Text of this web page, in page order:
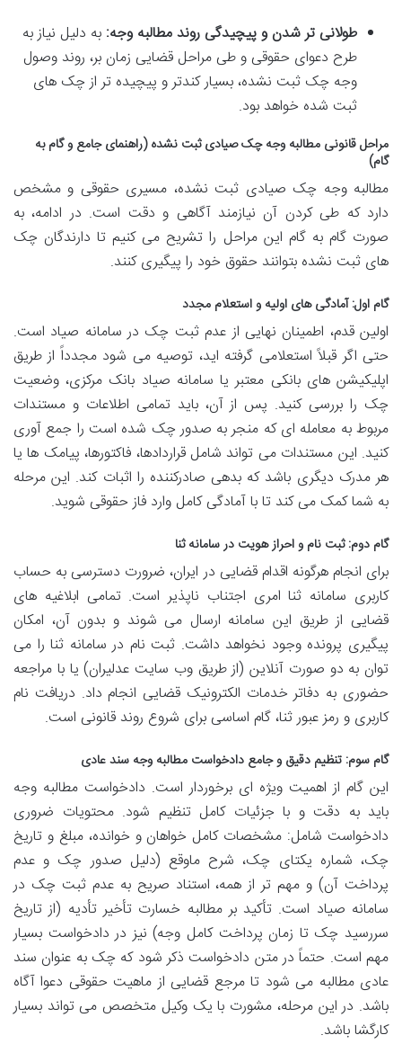
طولانی تر شدن و پیچیدگی روند مطالبه وجه: به دلیل نیاز به
طرح دعوای حقوقی و طی مراحل قضایی زمان بر، روند وصول
وجه چک ثبت نشده، بسیار کندتر و پیچیده تر از چک های
ثبت شده خواهد بود.
مراحل قانونی مطالبه وجه چک صیادی ثبت نشده (راهنمای جامع و گام به
گام)
مطالبه وجه چک صیادی ثبت نشده، مسیری حقوقی و مشخص
دارد که طی کردن آن نیازمند آگاهی و دقت است. در ادامه، به
صورت گام به گام این مراحل را تشریح می کنیم تا دارندگان چک
های ثبت نشده بتوانند حقوق خود را پیگیری کنند.
گام اول: آمادگی های اولیه و استعلام مجدد
اولین قدم، اطمینان نهایی از عدم ثبت چک در سامانه صیاد است.
حتی اگر قبلاً استعلامی گرفته اید، توصیه می شود مجدداً از طریق
اپلیکیشن های بانکی معتبر یا سامانه صیاد بانک مرکزی، وضعیت
چک را بررسی کنید. پس از آن، باید تمامی اطلاعات و مستندات
مربوط به معامله ای که منجر به صدور چک شده است را جمع آوری
کنید. این مستندات می تواند شامل قراردادها، فاکتورها، پیامک ها یا
هر مدرک دیگری باشد که بدهی صادرکننده را اثبات کند. این مرحله
به شما کمک می کند تا با آمادگی کامل وارد فاز حقوقی شوید.
گام دوم: ثبت نام و احراز هویت در سامانه ثنا
برای انجام هرگونه اقدام قضایی در ایران، ضرورت دسترسی به حساب
کاربری سامانه ثنا امری اجتناب ناپذیر است. تمامی ابلاغیه های
قضایی از طریق این سامانه ارسال می شوند و بدون آن، امکان
پیگیری پرونده وجود نخواهد داشت. ثبت نام در سامانه ثنا را می
توان به دو صورت آنلاین (از طریق وب سایت عدلیران) یا با مراجعه
حضوری به دفاتر خدمات الکترونیک قضایی انجام داد. دریافت نام
کاربری و رمز عبور ثنا، گام اساسی برای شروع روند قانونی است.
گام سوم: تنظیم دقیق و جامع دادخواست مطالبه وجه سند عادی
این گام از اهمیت ویژه ای برخوردار است. دادخواست مطالبه وجه
باید به دقت و با جزئیات کامل تنظیم شود. محتویات ضروری
دادخواست شامل: مشخصات کامل خواهان و خوانده،مبلغ و تاریخ
چک، شماره یکتای چک، شرح ماوقع (دلیل صدور چک و عدم
پرداخت آن) و مهم تر از همه، استناد صریح به عدم ثبت چک در
سامانه صیاد است. تأکید بر مطالبه خسارت تأخیر تأدیه (از تاریخ
سررسید چک تا زمان پرداخت کامل وجه) نیز در دادخواست بسیار
مهم است. حتماً در متن دادخواست ذکر شود که چک به عنوان سند
عادی مطالبه می شود تا مرجع قضایی از ماهیت حقوقی دعوا آگاه
باشد. در این مرحله، مشورت با یک وکیل متخصص می تواند بسیار
کارگشا باشد.